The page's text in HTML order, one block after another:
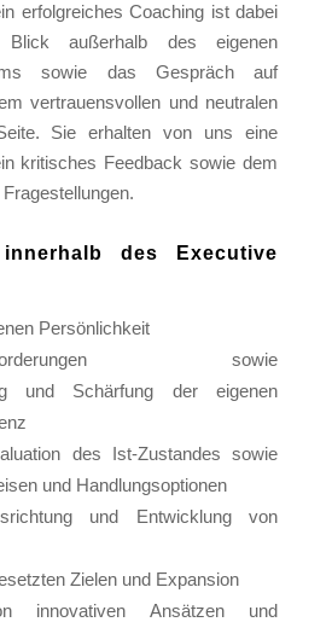
erfolgreiches Coaching ist dabei
Blick außerhalb des eigenen
sowie das Gespräch auf
vertrauensvollen und neutralen
Sie erhalten von uns eine
kritisches Feedback sowie dem
innerhalb des Executive
Persönlichkeit
sowie
und Schärfung der eigenen
des Ist-Zustandes sowie
und Handlungsoptionen
und Entwicklung von
Zielen und Expansion
innovativen Ansätzen und